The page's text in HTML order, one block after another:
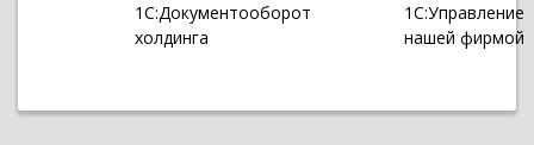
1С:Документооборот
холдинга
1С:Управление
нашей фирмой